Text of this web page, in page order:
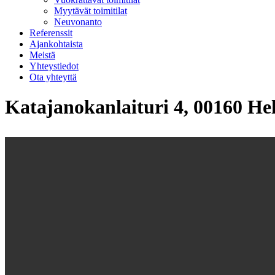
Myytävät toimitilat
Neuvonanto
Referenssit
Ajankohtaista
Meistä
Yhteystiedot
Ota yhteyttä
Katajanokanlaituri 4, 00160